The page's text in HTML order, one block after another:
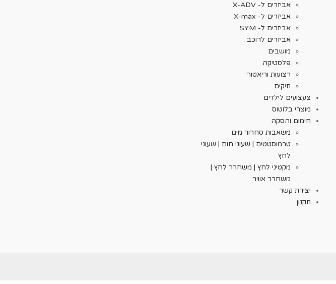
אביזרים ל- X-ADV
אביזרים ל- X-max
אביזרים ל- SYM
אביזרים לרוכב
מושבים
פלסטיקה
רצועות וריאטור
תיקים
צעצועים לילדים
מוצרי בלוטוס
חימום והסקה
משאבות סחרור מים
טרמוסטטים | שעוני חום | שעוני
לחץ
מקטיני לחץ | משחרר לחץ |
משחרר אוויר
יצירת קשר
תקנון